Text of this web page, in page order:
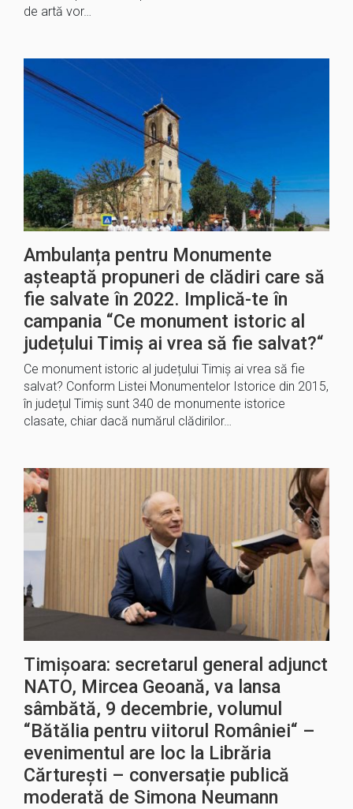
de artă vor…
Ambulanța pentru Monumente
așteaptă propuneri de clădiri care să
fie salvate în 2022. Implică-te în
campania “Ce monument istoric al
județului Timiș ai vrea să fie salvat?“
Ce monument istoric al județului Timiș ai vrea să fie
salvat? Conform Listei Monumentelor Istorice din 2015,
în județul Timiș sunt 340 de monumente istorice
clasate, chiar dacă numărul clădirilor…
Timișoara: secretarul general adjunct
NATO, Mircea Geoană, va lansa
sâmbătă, 9 decembrie, volumul
“Bătălia pentru viitorul României“ –
evenimentul are loc la Librăria
Cărturești – conversație publică
moderată de Simona Neumann